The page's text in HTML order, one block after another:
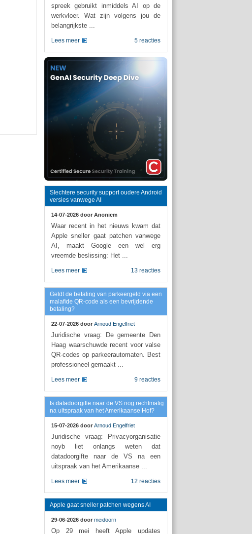
spreek gebruikt inmiddels AI op de
werkvloer. Wat zijn volgens jou de
belangrijkste ...
5 reacties
Lees meer
Slechtere security support oudere Android
versies vanwege AI
14-07-2026 door Anoniem
Waar recent in het nieuws kwam dat
Apple sneller gaat patchen vanwege
AI, maakt Google een wel erg
vreemde beslissing: Het ...
13 reacties
Lees meer
Geldt de betaling van parkeergeld via een
malafide QR-code als een bevrijdende
betaling?
22-07-2026 door Arnoud Engelfriet
Juridische vraag: De gemeente Den
Haag waarschuwde recent voor valse
QR-codes op parkeerautomaten. Best
professioneel gemaakt ...
9 reacties
Lees meer
Is datadoorgifte naar de VS nog rechtmatig
na uitspraak van het Amerikaanse Hof?
15-07-2026 door Arnoud Engelfriet
Juridische vraag: Privacyorganisatie
noyb liet onlangs weten dat
datadoorgifte naar de VS na een
uitspraak van het Amerikaanse ...
12 reacties
Lees meer
Apple gaat sneller patchen wegens AI
29-06-2026 door meidoorn
Op 29 mei heeft Apple updates